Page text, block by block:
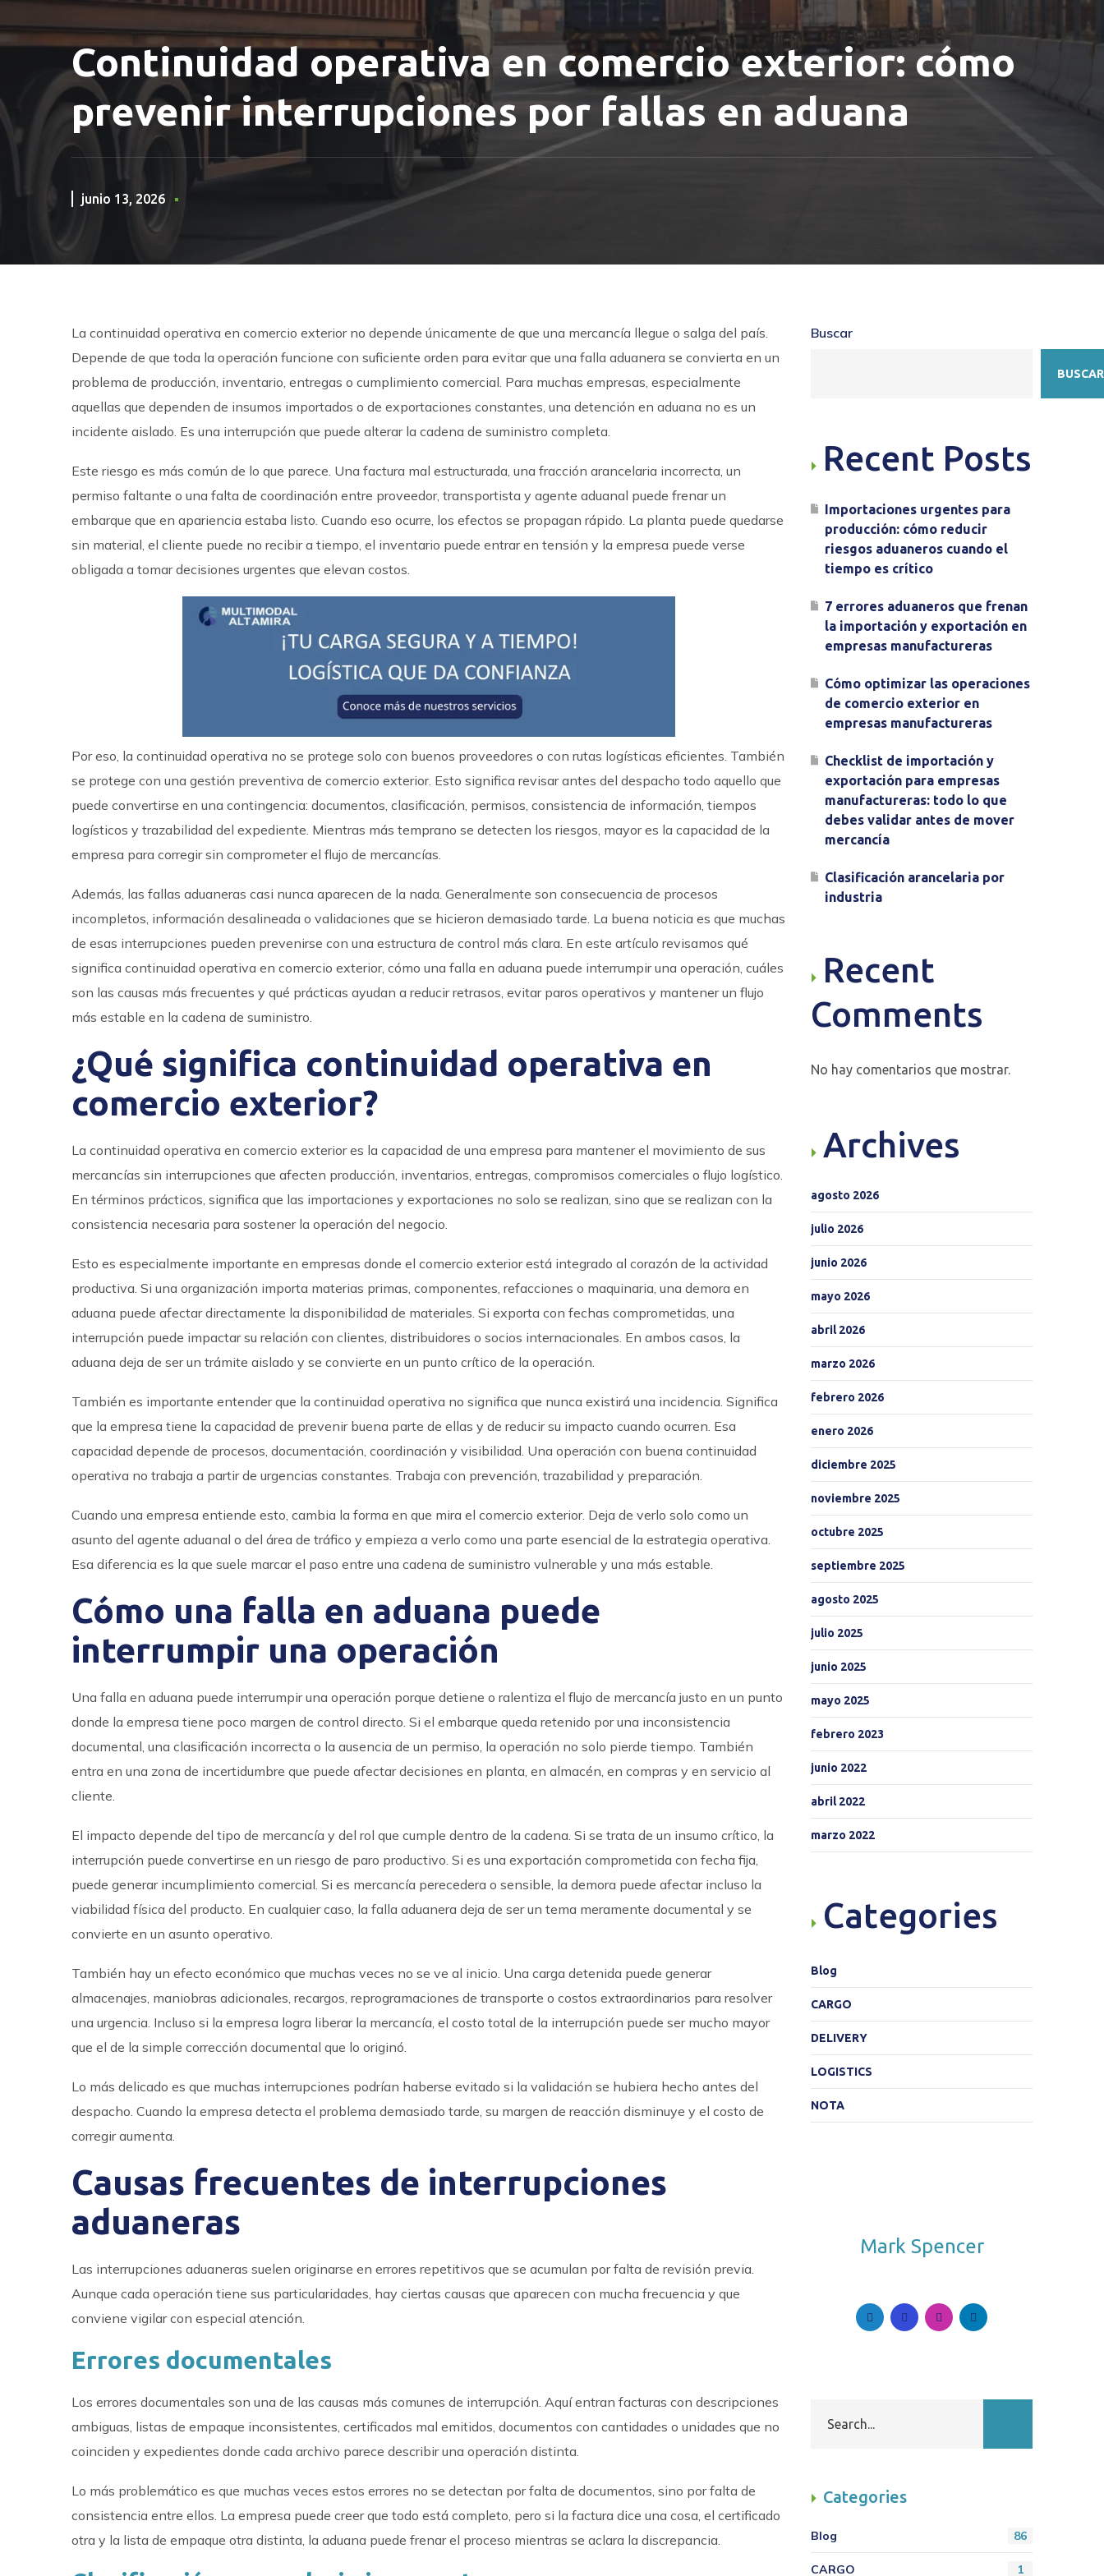
Continuidad operativa en comercio exterior: cómo
prevenir interrupciones por fallas en aduana
junio 13, 2026
La continuidad operativa en comercio exterior no depende únicamente de que una mercancía llegue o salga del país.
Depende de que toda la operación funcione con suficiente orden para evitar que una falla aduanera se convierta en un
problema de producción, inventario, entregas o cumplimiento comercial. Para muchas empresas, especialmente
aquellas que dependen de insumos importados o de exportaciones constantes, una detención en aduana no es un
incidente aislado. Es una interrupción que puede alterar la cadena de suministro completa.
Este riesgo es más común de lo que parece. Una factura mal estructurada, una fracción arancelaria incorrecta, un
permiso faltante o una falta de coordinación entre proveedor, transportista y agente aduanal puede frenar un
embarque que en apariencia estaba listo. Cuando eso ocurre, los efectos se propagan rápido. La planta puede quedarse
sin material, el cliente puede no recibir a tiempo, el inventario puede entrar en tensión y la empresa puede verse
obligada a tomar decisiones urgentes que elevan costos.
Por eso, la continuidad operativa no se protege solo con buenos proveedores o con rutas logísticas eficientes. También
se protege con una gestión preventiva de comercio exterior. Esto significa revisar antes del despacho todo aquello que
puede convertirse en una contingencia: documentos, clasificación, permisos, consistencia de información, tiempos
logísticos y trazabilidad del expediente. Mientras más temprano se detecten los riesgos, mayor es la capacidad de la
empresa para corregir sin comprometer el flujo de mercancías.
Además, las fallas aduaneras casi nunca aparecen de la nada. Generalmente son consecuencia de procesos
incompletos, información desalineada o validaciones que se hicieron demasiado tarde. La buena noticia es que muchas
de esas interrupciones pueden prevenirse con una estructura de control más clara. En este artículo revisamos qué
significa continuidad operativa en comercio exterior, cómo una falla en aduana puede interrumpir una operación, cuáles
son las causas más frecuentes y qué prácticas ayudan a reducir retrasos, evitar paros operativos y mantener un flujo
más estable en la cadena de suministro.
¿Qué significa continuidad operativa en
comercio exterior?
La continuidad operativa en comercio exterior es la capacidad de una empresa para mantener el movimiento de sus
mercancías sin interrupciones que afecten producción, inventarios, entregas, compromisos comerciales o flujo logístico.
En términos prácticos, significa que las importaciones y exportaciones no solo se realizan, sino que se realizan con la
consistencia necesaria para sostener la operación del negocio.
Esto es especialmente importante en empresas donde el comercio exterior está integrado al corazón de la actividad
productiva. Si una organización importa materias primas, componentes, refacciones o maquinaria, una demora en
aduana puede afectar directamente la disponibilidad de materiales. Si exporta con fechas comprometidas, una
interrupción puede impactar su relación con clientes, distribuidores o socios internacionales. En ambos casos, la
aduana deja de ser un trámite aislado y se convierte en un punto crítico de la operación.
También es importante entender que la continuidad operativa no significa que nunca existirá una incidencia. Significa
que la empresa tiene la capacidad de prevenir buena parte de ellas y de reducir su impacto cuando ocurren. Esa
capacidad depende de procesos, documentación, coordinación y visibilidad. Una operación con buena continuidad
operativa no trabaja a partir de urgencias constantes. Trabaja con prevención, trazabilidad y preparación.
Cuando una empresa entiende esto, cambia la forma en que mira el comercio exterior. Deja de verlo solo como un
asunto del agente aduanal o del área de tráfico y empieza a verlo como una parte esencial de la estrategia operativa.
Esa diferencia es la que suele marcar el paso entre una cadena de suministro vulnerable y una más estable.
Cómo una falla en aduana puede
interrumpir una operación
Una falla en aduana puede interrumpir una operación porque detiene o ralentiza el flujo de mercancía justo en un punto
donde la empresa tiene poco margen de control directo. Si el embarque queda retenido por una inconsistencia
documental, una clasificación incorrecta o la ausencia de un permiso, la operación no solo pierde tiempo. También
entra en una zona de incertidumbre que puede afectar decisiones en planta, en almacén, en compras y en servicio al
cliente.
El impacto depende del tipo de mercancía y del rol que cumple dentro de la cadena. Si se trata de un insumo crítico, la
interrupción puede convertirse en un riesgo de paro productivo. Si es una exportación comprometida con fecha fija,
puede generar incumplimiento comercial. Si es mercancía perecedera o sensible, la demora puede afectar incluso la
viabilidad física del producto. En cualquier caso, la falla aduanera deja de ser un tema meramente documental y se
convierte en un asunto operativo.
También hay un efecto económico que muchas veces no se ve al inicio. Una carga detenida puede generar
almacenajes, maniobras adicionales, recargos, reprogramaciones de transporte o costos extraordinarios para resolver
una urgencia. Incluso si la empresa logra liberar la mercancía, el costo total de la interrupción puede ser mucho mayor
que el de la simple corrección documental que lo originó.
Lo más delicado es que muchas interrupciones podrían haberse evitado si la validación se hubiera hecho antes del
despacho. Cuando la empresa detecta el problema demasiado tarde, su margen de reacción disminuye y el costo de
corregir aumenta.
Causas frecuentes de interrupciones
aduaneras
Las interrupciones aduaneras suelen originarse en errores repetitivos que se acumulan por falta de revisión previa.
Aunque cada operación tiene sus particularidades, hay ciertas causas que aparecen con mucha frecuencia y que
conviene vigilar con especial atención.
Errores documentales
Los errores documentales son una de las causas más comunes de interrupción. Aquí entran facturas con descripciones
ambiguas, listas de empaque inconsistentes, certificados mal emitidos, documentos con cantidades o unidades que no
coinciden y expedientes donde cada archivo parece describir una operación distinta.
Lo más problemático es que muchas veces estos errores no se detectan por falta de documentos, sino por falta de
consistencia entre ellos. La empresa puede creer que todo está completo, pero si la factura dice una cosa, el certificado
otra y la lista de empaque otra distinta, la aduana puede frenar el proceso mientras se aclara la discrepancia.
Buscar
BUSCAR
Recent Posts
Importaciones urgentes para
producción: cómo reducir
riesgos aduaneros cuando el
tiempo es crítico
7 errores aduaneros que frenan
la importación y exportación en
empresas manufactureras
Cómo optimizar las operaciones
de comercio exterior en
empresas manufactureras
Checklist de importación y
exportación para empresas
manufactureras: todo lo que
debes validar antes de mover
mercancía
Clasificación arancelaria por
industria
Recent
Comments
No hay comentarios que mostrar.
Archives
agosto 2026
julio 2026
junio 2026
mayo 2026
abril 2026
marzo 2026
febrero 2026
enero 2026
diciembre 2025
noviembre 2025
octubre 2025
septiembre 2025
agosto 2025
julio 2025
junio 2025
mayo 2025
febrero 2023
junio 2022
abril 2022
marzo 2022
Categories
Blog
CARGO
DELIVERY
LOGISTICS
NOTA
Mark Spencer
Categories
Blog 86
CARGO 1